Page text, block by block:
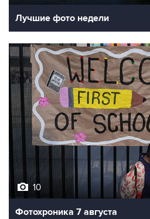
Лучшие фото недели
10
Фотохроника 7 августа